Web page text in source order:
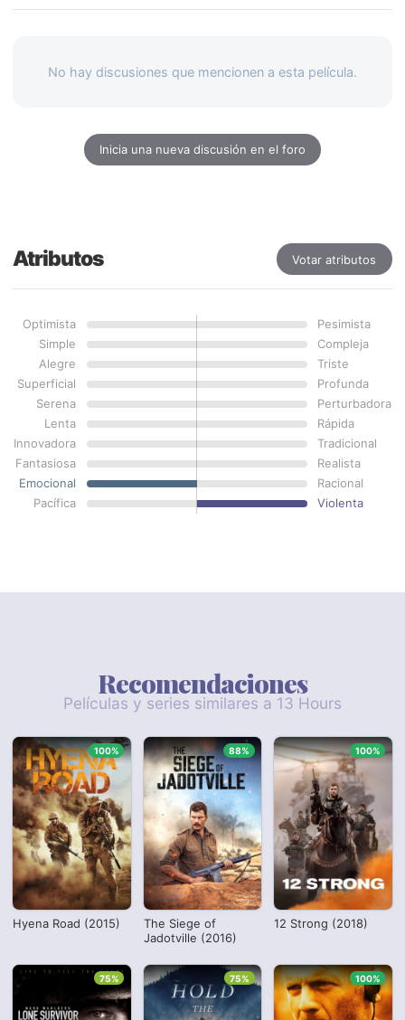
No hay discusiones que mencionen a esta película.
Inicia una nueva discusión en el foro
Atributos Votar atributos
Optimista
Pesimista
Simple
Compleja
Alegre
Triste
Superficial
Profunda
Serena
Perturbadora
Lenta
Rápida
Innovadora
Tradicional
Fantasiosa
Realista
Emocional
Racional
Pacífica
Violenta
Recomendaciones
Películas y series similares a 13 Hours
Hyena Road (2015)
100%
The Siege of
Jadotville (2016)
88%
12 Strong (2018)
100%
75% 75% 100%